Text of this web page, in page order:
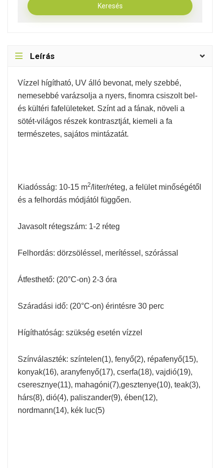
Leírás
Vízzel hígítható, UV álló bevonat, mely szebbé,
nemesebbé varázsolja a nyers, finomra csiszolt bel-
és kültéri fafelületeket. Színt ad a fának, növeli a
sötét-világos részek kontrasztját, kiemeli a fa
természetes, sajátos mintázatát.
Kiadósság: 10-15 m2/liter/réteg, a felület minőségétől
és a felhordás módjától függően.
Javasolt rétegszám: 1-2 réteg
Felhordás: dörzsöléssel, merítéssel, szórással
Átfesthető: (20°C-on) 2-3 óra
Száradási idő: (20°C-on) érintésre 30 perc
Hígíthatóság: szükség esetén vízzel
Színválaszték: színtelen(1), fenyő(2), répafenyő(15),
konyak(16), aranyfenyő(17), cserfa(18), vajdió(19),
cseresznye(11), mahagóni(7),gesztenye(10), teak(3),
hárs(8), dió(4), paliszander(9), ében(12),
nordmann(14), kék luc(5)